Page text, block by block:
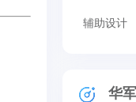
辅助设计
华